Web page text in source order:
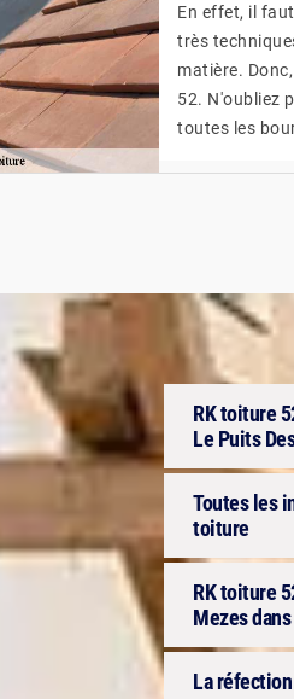
En effet, il
très
matière.
52. N'oubliez
toutes les
RK toiture
Le Puits
Toutes les
toiture
RK toiture
Mezes
La